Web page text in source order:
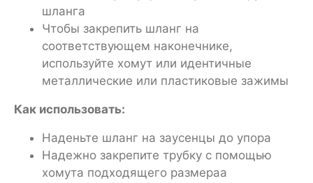
шланга
Чтобы закрепить шланг на
соответствующем наконечнике,
используйте хомут или идентичные
металлические или пластиковые зажимы
Как использовать:
Наденьте шланг на заусенцы до упора
Надежно закрепите трубку с помощью
хомута подходящего размераа